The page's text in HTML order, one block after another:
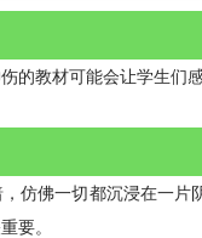
的教材可能会让学生们
仿佛一切都沉浸在一
要。